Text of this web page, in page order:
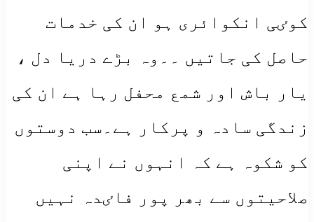
کوٸی انکوائری ہو ان کی خدمات
حاصل کی جاتیں ۔۔وہ بڑے دریا دل ،
یار باش اور شمع محفل رہا ہے ان کی
زندگی سادہ و پرکار ہے۔سب دوستوں
کو شکوہ ہے کہ انہوں نے اپنی
صلاحیتوں سے بھر پور فاٸدہ نہیں